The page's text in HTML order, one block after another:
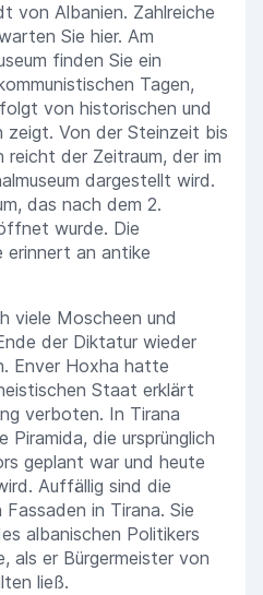
von Albanien. Zahlreiche
Sie hier. Am
finden Sie ein
Tagen,
von historischen und
zeigt. Von der Steinzeit bis
reicht der Zeitraum, der im
dargestellt wird.
das nach dem 2.
wurde. Die
erinnert an antike
viele Moscheen und
der Diktatur wieder
Enver Hoxha hatte
Staat erklärt
verboten. In Tirana
die ursprünglich
geplant war und heute
Auffällig sind die
in Tirana. Sie
albanischen Politikers
als er Bürgermeister von
ließ.